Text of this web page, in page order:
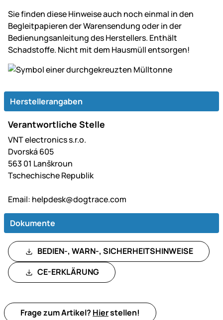
Sie finden diese Hinweise auch noch einmal in den
Begleitpapieren der Warensendung oder in der
Bedienungsanleitung des Herstellers. Enthält
Schadstoffe. Nicht mit dem Hausmüll entsorgen!
Herstellerangaben
Verantwortliche Stelle
VNT electronics s.r.o.
Dvorská 605
563 01 Lanškroun
Tschechische Republik
Email: helpdesk@dogtrace.com
Dokumente
BEDIEN-, WARN-, SICHERHEITSHINWEISE
CE-ERKLÄRUNG
Frage zum Artikel? Hierstellen!